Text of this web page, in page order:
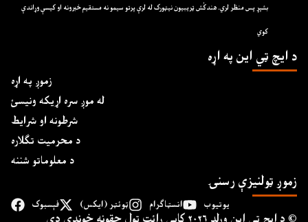
بشپړ پس منظر لري. هندکُش ټريبيون نيټورک له لرې پرتو سيمو نه مستقيم خبرونه او کيسې وړاندې
کوي
د ايچ ټي اين په اړه
زموږ په اړه
له موږ سره اړیکه ونیسئ
شرطونه او شرایط
د محرمیت تګلاره
د معلوماتو شننه
زموږ ټولنیزې رسنۍ
فېسبوک ټوئټر (ایکس) انسټاګرام یوتیوب